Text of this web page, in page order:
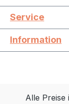
Service
Information
Alle Preise